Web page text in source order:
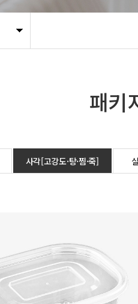
패키
사각[고강도·탕·찜·죽]